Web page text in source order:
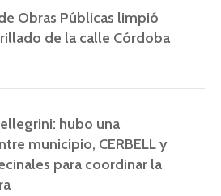
Obras Públicas limpió
de la calle Córdoba
hubo una
municipio, CERBELL y
para coordinar la